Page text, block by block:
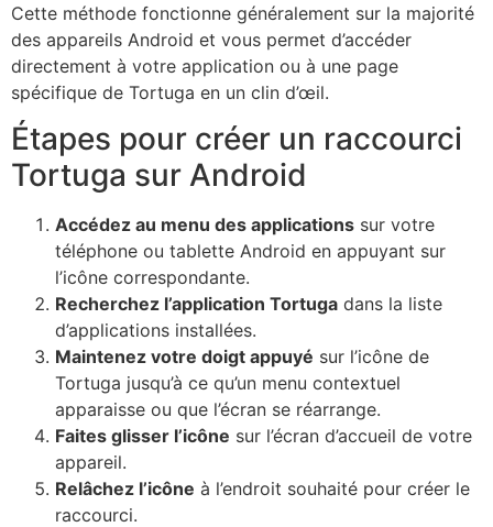
Cette méthode fonctionne généralement sur la majorité
des appareils Android et vous permet d’accéder
directement à votre application ou à une page
spécifique de Tortuga en un clin d’œil.
Étapes pour créer un raccourci
Tortuga sur Android
Accédez au menu des applications sur votre
téléphone ou tablette Android en appuyant sur
l’icône correspondante.
Recherchez l’application Tortuga dans la liste
d’applications installées.
Maintenez votre doigt appuyé sur l’icône de
Tortuga jusqu’à ce qu’un menu contextuel
apparaisse ou que l’écran se réarrange.
Faites glisser l’icône sur l’écran d’accueil de votre
appareil.
Relâchez l’icône à l’endroit souhaité pour créer le
raccourci.